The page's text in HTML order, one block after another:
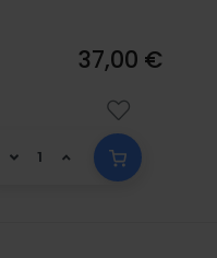
37,00 €